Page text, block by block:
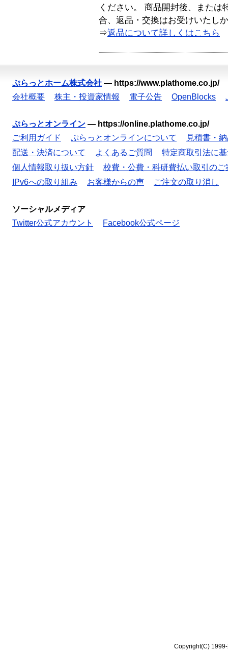
ください。 商品開封後、または
合、返品・交換はお受けいたし
⇒返品について詳しくはこちら
ぷらっとホーム株式会社 — https://www.plathome.co.jp/
会社概要
株主・投資家情報 電子公告 OpenBlocks
ぷらっとオンライン — https://online.plathome.co.jp/
ご利用ガイド
ぷらっとオンラインについて
見積書・
配送・決済について
よくあるご質問
特定商取引法に
個人情報取り扱い方針
校費・公費・科研費払い取引のご
IPv6への取り組み
お客様からの声 ご注文の取り消し
ソーシャルメディア
Twitter公式アカウント
Facebook公式ページ
Copyright(C)